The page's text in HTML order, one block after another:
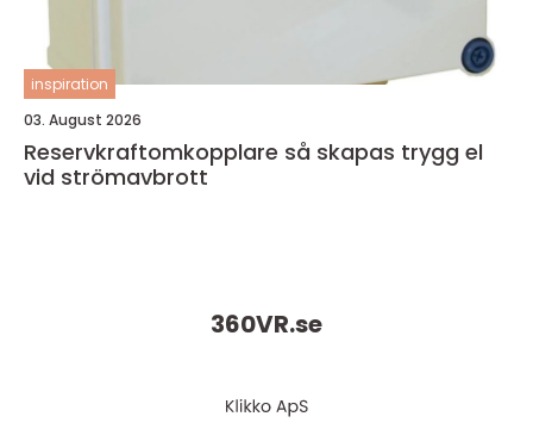
inspiration
03. August 2026
Reservkraftomkopplare så skapas trygg el
vid strömavbrott
360VR.se